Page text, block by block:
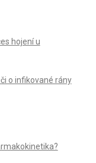
hojení u
o infikované rány